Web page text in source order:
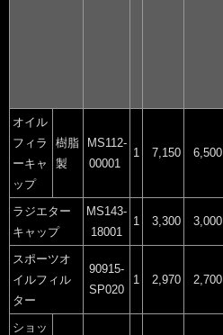
オイル
フィラ
ーキャ
ップ
樹脂
製
MS112-
00001
1 7,150 6,500
ラジエター
キャップ
MS143-
18001
1 3,300 3,000
スポーツオ
イルフィル
ター
90915-
SP020
1 2,970 2,700
ショッ